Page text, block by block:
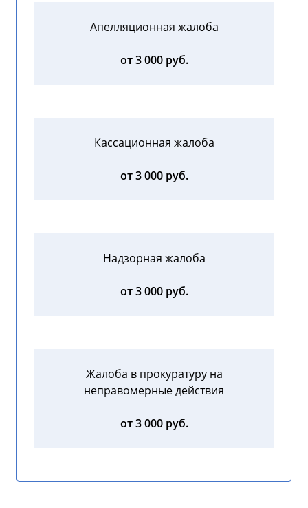
Апелляционная жалоба
от 3 000 руб.
Кассационная жалоба
от 3 000 руб.
Надзорная жалоба
от 3 000 руб.
Жалоба в прокуратуру на
неправомерные действия
от 3 000 руб.